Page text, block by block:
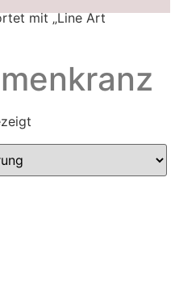
mit „Line Art